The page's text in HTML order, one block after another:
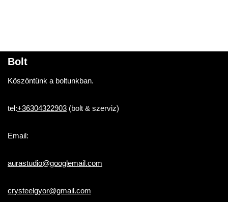
Bolt
Köszöntünk a boltunkban.
tel:+36304322903 (bolt & szerviz)
Email:
aurastudio@googlemail.com
crysteelgyor@gmail.com